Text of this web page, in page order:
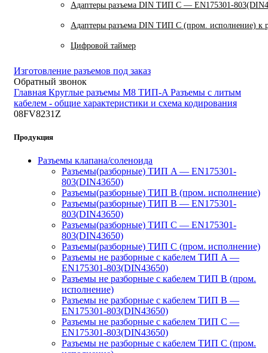
Адаптеры разъема DIN ТИП C — EN175301-
Адаптеры разъема DIN ТИП C (пром. исполнение) к
Цифровой таймер
Изготовление разъемов под заказ
Обратный звонок
Главная Круглые разъемы M8 ТИП-A Разъемы с литым
кабелем - общие характеристики и схема кодирования
08FV8231Z
Продукция
Разъемы клапана/соленоида
Разъемы(разборные) ТИП A — EN175301-
803(DIN43650)
Разъемы(разборные) ТИП В (пром. исполнение)
Разъемы(разборные) ТИП B — EN175301-
803(DIN43650)
Разъемы(разборные) ТИП C — EN175301-
803(DIN43650)
Разъемы(разборные) ТИП С (пром. исполнение)
Разъемы не разборные с кабелем ТИП A —
EN175301-803(DIN43650)
Разъемы не разборные с кабелем ТИП B (пром.
исполнение)
Разъемы не разборные с кабелем ТИП B —
EN175301-803(DIN43650)
Разъемы не разборные с кабелем ТИП C —
EN175301-803(DIN43650)
Разъемы не разборные с кабелем ТИП C (пром.